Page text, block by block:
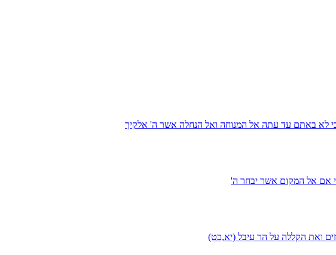
לא באתם עד עתה אל המנוחה ואל הנחלה אשר ה' אלקיך
אם אל המקום אשר יבחר ה'
ואת הקללה על הר עיבל (יא,כט)